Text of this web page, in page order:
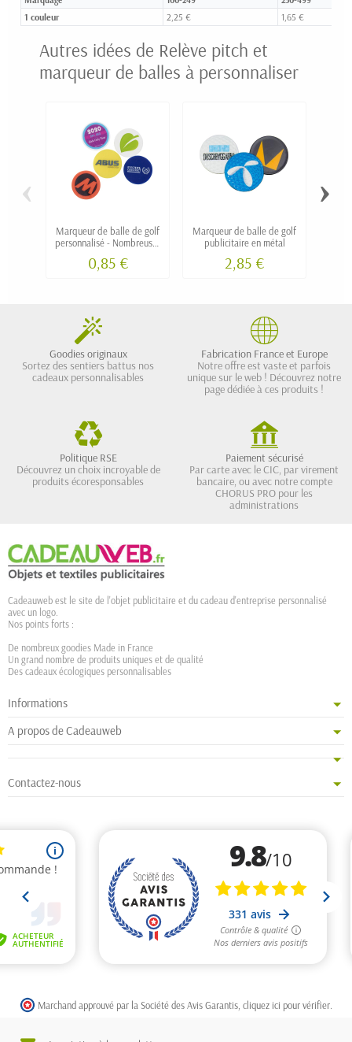
1 couleur 2,25 € 1,65 €
Autres idées de Relève pitch et
marqueur de balles à personnaliser
Marqueur de balle de golf
personnalisé - Nombreuses
0,85 €
Marqueur de balle de golf
publicitaire en métal
2,85 €
‹ ›
Goodies originaux
Sortez des sentiers battus nos
cadeaux personnalisables
Fabrication France et Europe
Notre offre est vaste et parfois
unique sur le web ! Découvrez notre
page dédiée à ces produits !
Politique RSE
Découvrez un choix incroyable de
produits écoresponsables
Paiement sécurisé
Par carte avec le CIC, par virement
bancaire, ou avec notre compte
CHORUS PRO pour les
administrations
Cadeauweb est le site de l'objet publicitaire et du cadeau d'entreprise personnalisé
avec un logo.
Nos points forts :
De nombreux goodies Made in France
Un grand nombre de produits uniques et de qualité
Des cadeaux écologiques personnalisables
Informations
A propos de Cadeauweb
Contactez-nous
Marchand approuvé par la Société des Avis Garantis, cliquez ici pour vérifier